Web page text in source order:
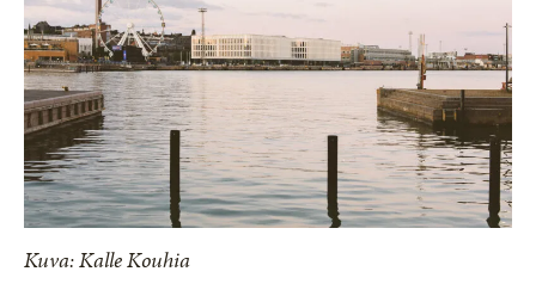
Kuva: Kalle Kouhia